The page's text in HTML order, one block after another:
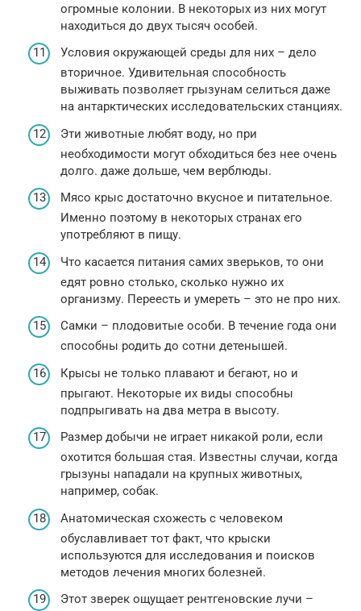
огромные колонии. В некоторых из них могут
находиться до двух тысяч особей.
Условия окружающей среды для них – дело
вторичное. Удивительная способность
выживать позволяет грызунам селиться даже
на антарктических исследовательских станциях.
Эти животные любят воду, но при
необходимости могут обходиться без нее очень
долго. даже дольше, чем верблюды.
Мясо крыс достаточно вкусное и питательное.
Именно поэтому в некоторых странах его
употребляют в пищу.
Что касается питания самих зверьков, то они
едят ровно столько, сколько нужно их
организму. Переесть и умереть – это не про них.
Самки – плодовитые особи. В течение года они
способны родить до сотни детенышей.
Крысы не только плавают и бегают, но и
прыгают. Некоторые их виды способны
подпрыгивать на два метра в высоту.
Размер добычи не играет никакой роли, если
охотится большая стая. Известны случаи, когда
грызуны нападали на крупных животных,
например, собак.
Анатомическая схожесть с человеком
обуславливает тот факт, что крыски
используются для исследования и поисков
методов лечения многих болезней.
Этот зверек ощущает рентгеновские лучи –